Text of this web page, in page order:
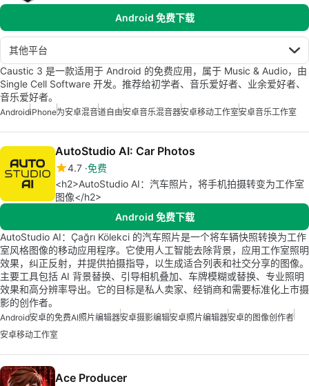
Android 免费下载
其他平台
Caustic 3 是一款适用于 Android 的免费应用，属于 Music & Audio，由
Single Cell Software 开发。推荐给初学者、音乐爱好者、业余爱好者、
音乐爱好者。
AndroidiPhone为安卓混音道自由安卓音乐混音器安卓移动工作室安卓音乐工作室
AutoStudio AI: Car Photos
4.7 免费
<h2>AutoStudio AI：汽车照片，将手机拍摄转变为工作室
图像</h2>
Android 免费下载
AutoStudio AI：Çağrı Kölekci 的汽车照片是一个将车辆快照转换为工作
室风格图像的移动应用程序。它使用人工智能去除背景，应用工作室照明
效果，纠正反射，并提供拍摄指导，以生成适合列表和社交分享的图像。
主要工具包括 AI 背景替换、引导相机叠加、车牌模糊或替换、专业照明
效果和高分辨率导出。它的目标是私人卖家、经销商和需要标准化上市摄
影的创作者。
Android安卓的免费AI照片编辑器安卓摄影编辑安卓照片编辑器安卓的图像创作者
安卓移动工作室
Ace Producer